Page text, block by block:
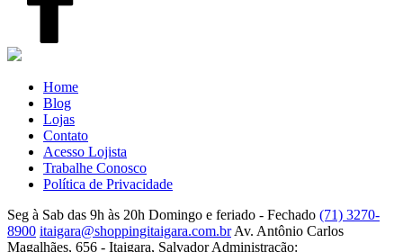
Home
Blog
Lojas
Contato
Acesso Lojista
Trabalhe Conosco
Política de Privacidade
Seg à Sab das 9h às 20h Domingo e feriado - Fechado (71) 3270-
8900 itaigara@shoppingitaigara.com.brAv. Antônio Carlos
Magalhães, 656 - Itaigara, SalvadorAdministração: